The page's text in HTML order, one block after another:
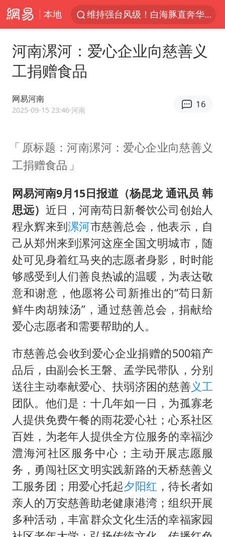
本地
维持强台风级！白海豚直奔华东沿海
41岁女子为鼓励女儿考上985研究生
“事业单位招聘不是人情买卖”
李亚鹏向地铁吐血女孩捐99999元
山东财大教授刘海明逝世 终年38岁
“银行午休1.5小时”留个窗口行不行
要给全体职工“应休尽休”的底气
如何把百年大党建设得更加坚强有力
80后女柜员逆袭成4200亿银行副行长
余承东口误将24999元电脑报成2499
小伙靠AI减肥 45天瘦40斤进了ICU
河南漯河：爱心企业向慈善义
工捐赠食品
网易河南
2025-09-15 23:46·河南
16
原标题：河南漯河：爱心企业向慈善义
工捐赠食品
网易河南9月15日报道（杨昆龙 通讯员 韩
思远） 近日，河南苟日新餐饮公司创始人
程永辉来到漯河市慈善总会，他表示，自
己从郑州来到漯河这座全国文明城市，随
处可见身着红马夹的志愿者身影，时时能
够感受到人们善良热诚的温暖，为表达敬
意和谢意，他愿将公司新推出的“苟日新
鲜牛肉胡辣汤”，通过慈善总会，捐献给
爱心志愿者和需要帮助的人。
市慈善总会收到爱心企业捐赠的500箱产
品后，由副会长王磐、孟学民带队，分别
送往主动奉献爱心、扶弱济困的慈善义工
团队。他们是：十几年如一日，为孤寡老
人提供免费午餐的雨花爱心社；心系社区
百姓，为老年人提供全方位服务的幸福沙
澧海河社区服务中心；主动开展志愿服
务，勇闯社区文明实践新路的天桥慈善义
工服务团；用爱心托起夕阳红 ，待长者如
亲人的万安慈善助老健康港湾；组织开展
多种活动，丰富群众文化生活的幸福家园